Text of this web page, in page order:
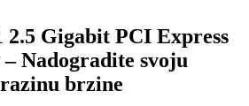
Gigabit PCI Express
Nadogradite svoju
brzine